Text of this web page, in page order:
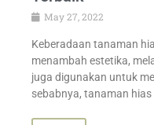
May 27, 2022
Keberadaan tanaman
menambah estetika,
juga digunakan untuk
sebabnya, tanaman hias